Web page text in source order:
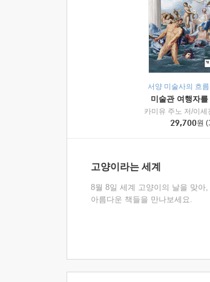
서양 미술사의 흐
미술관 여행자를
카미유 주노 저/이세
29,700원
고양이라는 세계
8월 8일 세계 고양이의 날을 맞아
아름다운 책들을 만나보세요.